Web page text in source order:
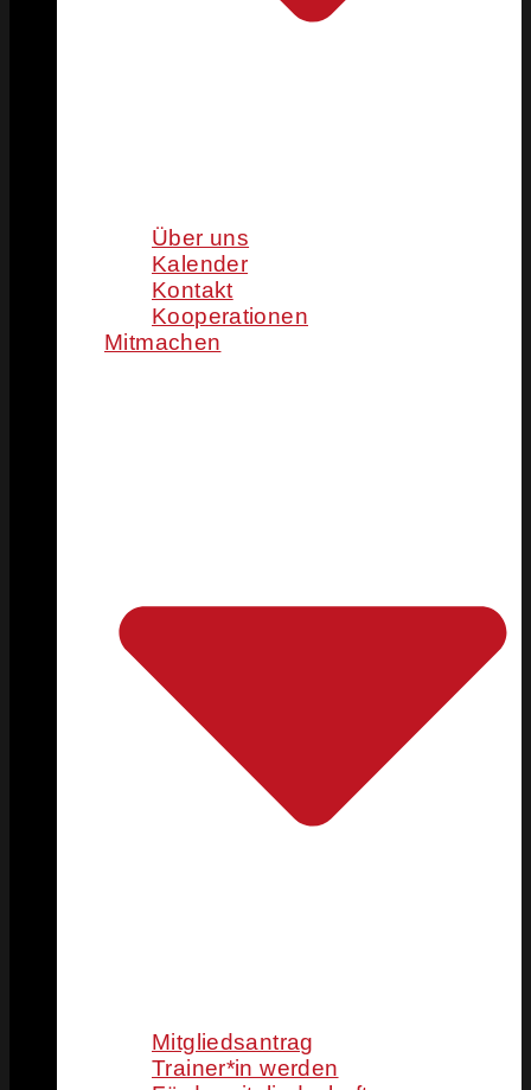
Über uns
Kalender
Kontakt
Kooperationen
Mitmachen
Mitgliedsantrag
Trainer*in werden